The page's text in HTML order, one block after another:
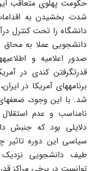
حکومت پهلوی متعاقب
شدت بخشیدن به
دانشجویی عملا به
صدور اعلامیه و
قدرت‏گرفتن کندی در
برنامه‏های آمریکا در
شد. با این وجود،
نامناسب و عدم استقلال
دلایلی بود که جنبش
سیاسی این دوره تاثیر
طیف دانشجویی